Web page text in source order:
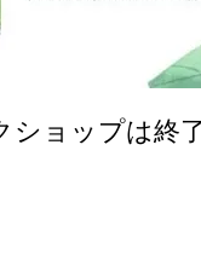
ショップは終